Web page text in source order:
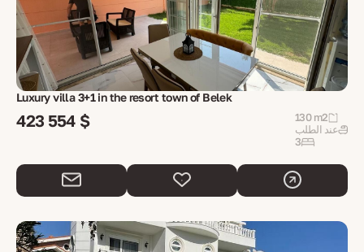
Luxury villa 3+1 in the resort town of Belek
423 554 $
130 m2
عند الطلب
3